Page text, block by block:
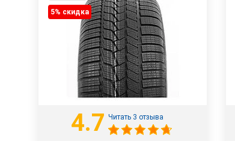
5% cкидка
4.7 Читать 3 отзыва